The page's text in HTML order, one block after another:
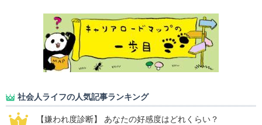
社会人ライフの人気記事ランキング
【嫌われ度診断】 あなたの好感度はどれくらい？